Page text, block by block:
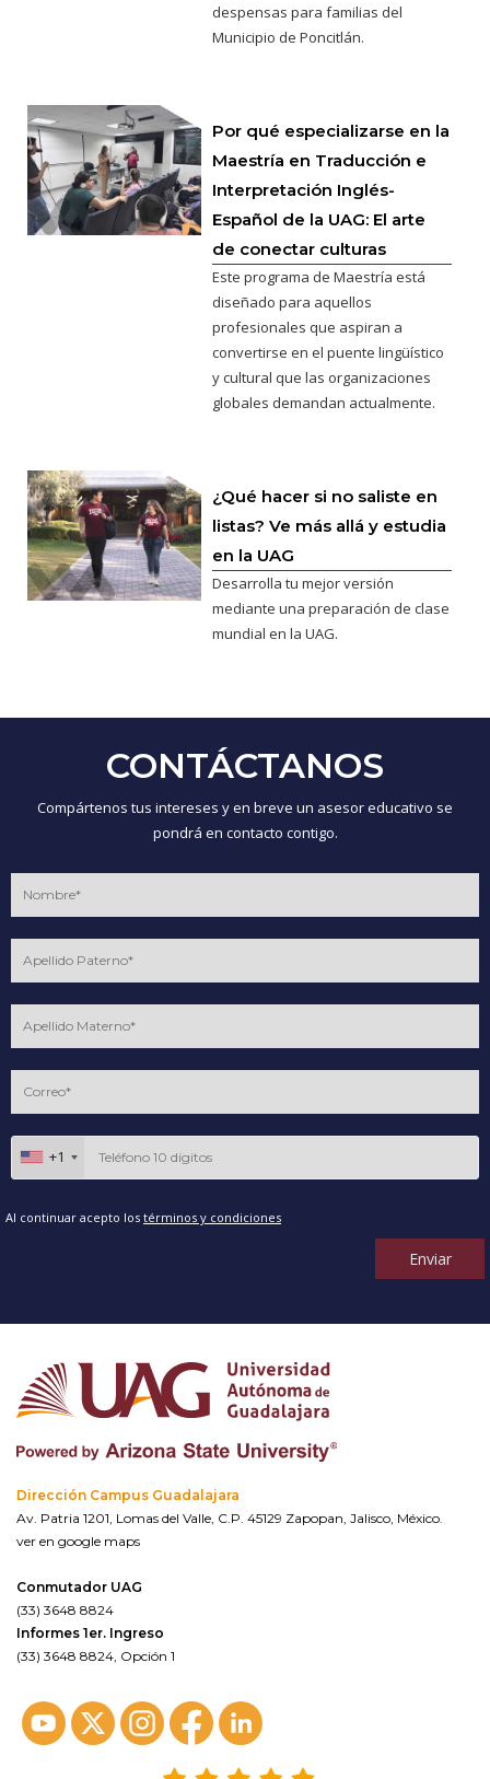
despensas para familias del
Municipio de Poncitlán.
Por qué especializarse en la
Maestría en Traducción e
Interpretación Inglés-
Español de la UAG: El arte
de conectar culturas
Este programa de Maestría está
diseñado para aquellos
profesionales que aspiran a
convertirse en el puente lingüístico
y cultural que las organizaciones
globales demandan actualmente.
¿Qué hacer si no saliste en
listas? Ve más allá y estudia
en la UAG
Desarrolla tu mejor versión
mediante una preparación de clase
mundial en la UAG.
CONTÁCTANOS
Compártenos tus intereses y en breve un asesor educativo se
pondrá en contacto contigo.
+1
Al continuar acepto los términos y condiciones
Enviar
Dirección Campus Guadalajara
Av. Patria 1201, Lomas del Valle, C.P. 45129 Zapopan, Jalisco, México.
ver en google maps
Conmutador UAG
(33) 3648 8824
Informes 1er. Ingreso
(33) 3648 8824, Opción 1